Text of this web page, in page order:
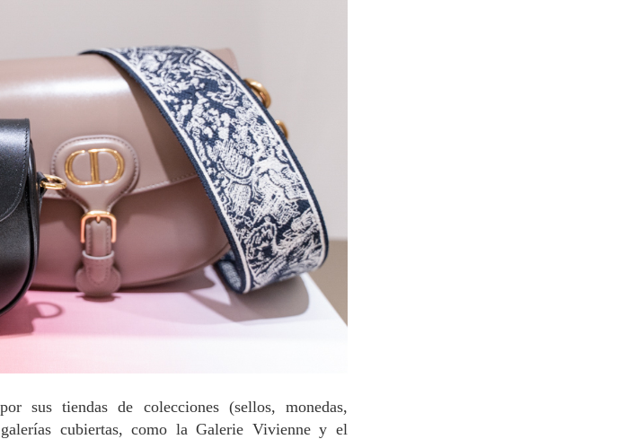
sus tiendas de colecciones (sellos, monedas,
cubiertas, como la Galerie Vivienne y el